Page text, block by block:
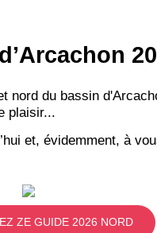
nord du bassin
plaisir...
et, évidemment, à
ZE GUIDE 2026 NORD